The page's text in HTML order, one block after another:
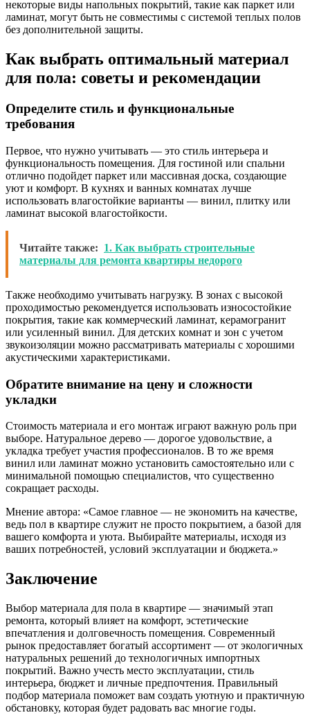
некоторые виды напольных покрытий, такие как паркет или
ламинат, могут быть не совместимы с системой теплых полов
без дополнительной защиты.
Как выбрать оптимальный материал
для пола: советы и рекомендации
Определите стиль и функциональные
требования
Первое, что нужно учитывать — это стиль интерьера и
функциональность помещения. Для гостиной или спальни
отлично подойдет паркет или массивная доска, создающие
уют и комфорт. В кухнях и ванных комнатах лучше
использовать влагостойкие варианты — винил, плитку или
ламинат высокой влагостойкости.
Читайте также: 1. Как выбрать строительные
материалы для ремонта квартиры недорого
Также необходимо учитывать нагрузку. В зонах с высокой
проходимостью рекомендуется использовать износостойкие
покрытия, такие как коммерческий ламинат, керамогранит
или усиленный винил. Для детских комнат и зон с учетом
звукоизоляции можно рассматривать материалы с хорошими
акустическими характеристиками.
Обратите внимание на цену и сложности
укладки
Стоимость материала и его монтаж играют важную роль при
выборе. Натуральное дерево — дорогое удовольствие, а
укладка требует участия профессионалов. В то же время
винил или ламинат можно установить самостоятельно или с
минимальной помощью специалистов, что существенно
сокращает расходы.
Мнение автора: «Самое главное — не экономить на качестве,
ведь пол в квартире служит не просто покрытием, а базой для
вашего комфорта и уюта. Выбирайте материалы, исходя из
ваших потребностей, условий эксплуатации и бюджета.»
Заключение
Выбор материала для пола в квартире — значимый этап
ремонта, который влияет на комфорт, эстетические
впечатления и долговечность помещения. Современный
рынок предоставляет богатый ассортимент — от экологичных
натуральных решений до технологичных импортных
покрытий. Важно учесть место эксплуатации, стиль
интерьера, бюджет и личные предпочтения. Правильный
подбор материала поможет вам создать уютную и практичную
обстановку, которая будет радовать вас многие годы.